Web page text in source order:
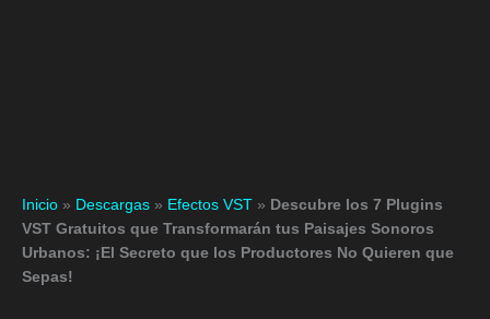
Inicio » Descargas » Efectos VST » Descubre los 7 Plugins
VST Gratuitos que Transformarán tus Paisajes Sonoros
Urbanos: ¡El Secreto que los Productores No Quieren que
Sepas!